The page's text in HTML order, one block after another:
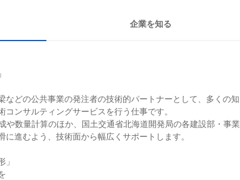
企業を知る
などの公共事業の発注者の技術的パートナーとして、多くの知
ンサルティングサービスを行う仕事です。
や数量計算のほか、国土交通省北海道開発局の各建設部・事業
進むよう、技術面から幅広くサポートします。